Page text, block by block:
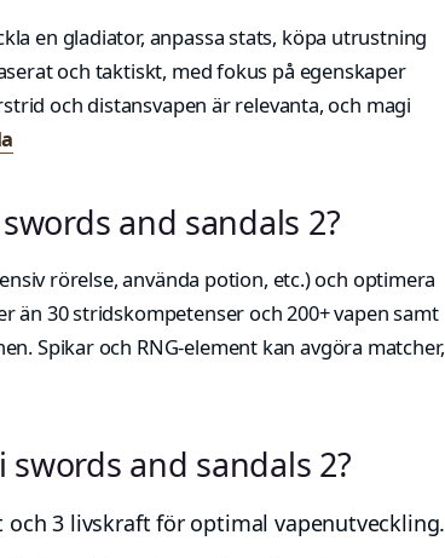
en gladiator, anpassa stats, köpa utrustning
och taktiskt, med fokus på egenskaper
och distansvapen är relevanta, och magi
and sandals 2?
rörelse, använda potion, etc.) och optimera
än 30 stridskompetenser och 200+ vapen samt
Spikar och RNG-element kan avgöra matcher,
and sandals 2?
3 livskraft för optimal vapenutveckling.